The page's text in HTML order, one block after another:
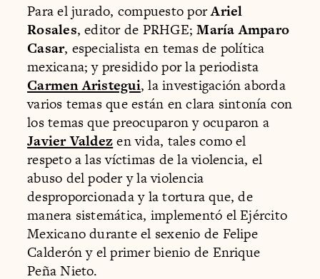
Para el jurado, compuesto porAriel
Rosales, editor de PRHGE;María Amparo
Casar, especialista en temas de política
mexicana; y presidido por la periodista
Carmen Aristegui, la investigación aborda
varios temas que están en clara sintonía con
los temas que preocuparon y ocuparon a
Javier Valdezen vida, tales como el
respeto a las víctimas de la violencia, el
abuso del poder y la violencia
desproporcionada y la tortura que, de
manera sistemática, implementó el Ejército
Mexicano durante el sexenio de Felipe
Calderón y el primer bienio de Enrique
Peña Nieto.